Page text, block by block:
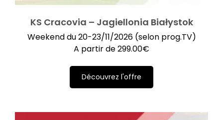
KS Cracovia – Jagiellonia Białystok
Weekend du 20-23/11/2026 (selon prog.TV)
A partir de299.00€
Découvrez l'offre